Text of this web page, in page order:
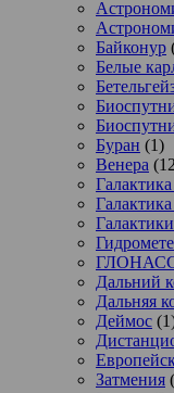
Байконур
Белые
Буран (1)
Венера
Галактики
Дальний
Дальняя
Деймос
Затмения